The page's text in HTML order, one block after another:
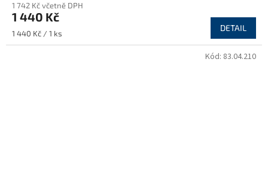
1 742 Kč včetně DPH
1 440 Kč
Měrná
cena:
1 440 Kč / 1 ks
DETAIL
Kód: 83.04.210